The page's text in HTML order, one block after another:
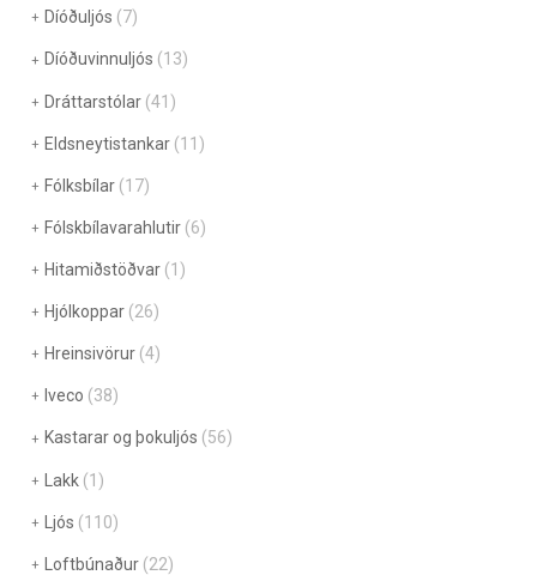
Díóðuljós (7)
Díóðuvinnuljós (13)
Dráttarstólar (41)
Eldsneytistankar (11)
Fólksbílar (17)
Fólskbílavarahlutir (6)
Hitamiðstöðvar (1)
Hjólkoppar (26)
Hreinsivörur (4)
Iveco (38)
Kastarar og þokuljós (56)
Lakk (1)
Ljós (110)
Loftbúnaður (22)